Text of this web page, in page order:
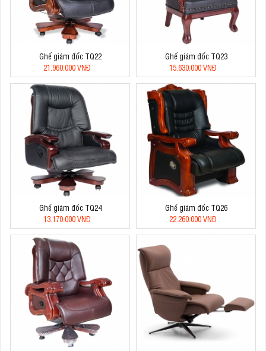
Ghế giám đốc TQ22
21.960.000 VNĐ
Ghế giám đốc TQ23
15.630.000 VNĐ
Ghế giám đốc TQ24
13.170.000 VNĐ
Ghế giám đốc TQ26
22.260.000 VNĐ